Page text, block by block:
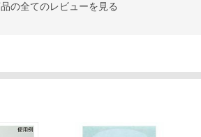
の全てのレビューを見る